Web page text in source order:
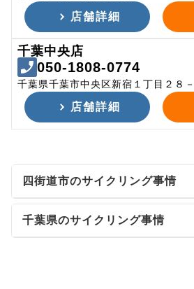
店舗詳細
千葉中央店
050-1808-0774
千葉県千葉市中央区新宿１丁目２８
店舗詳細
四街道市のサイクリング事情
千葉県のサイクリング事情